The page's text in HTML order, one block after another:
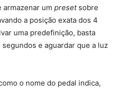
um preset sobre
a posição exata dos 4
uma predefinição, basta
e aguardar que a luz
o nome do pedal indica,